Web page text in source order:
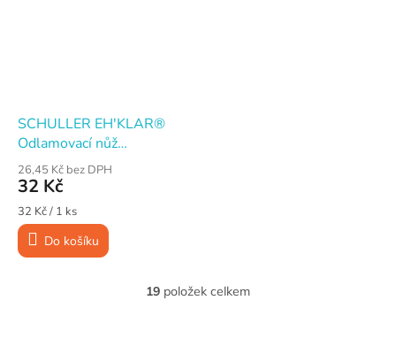
SCHULLER EH'KLAR®
Odlamovací nůž
FORMOSA, 18 mm, s
vodicí lištou
26,45 Kč bez DPH
32 Kč
Měrná
cena:
32 Kč / 1 ks
Do košíku
O
19 položek celkem